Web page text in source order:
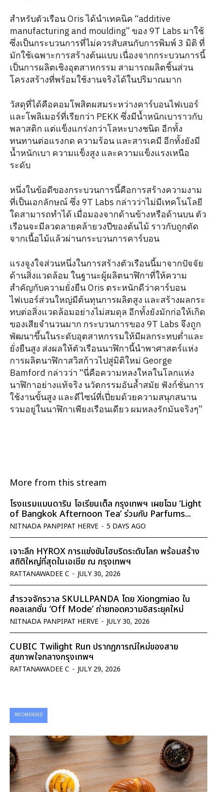
สำหรับตัวเรือน Oris ได้นำเทคนิค “additive
manufacturing and moulding” ของ 9T Labs มาใช้
ซึ่งเป็นกระบวนการที่ไม่ควรสับสนกับการพิมพ์ 3 มิติ ที่
มักใช้เฉพาะการสร้างต้นแบบ เนื่องจากกระบวนการนี้
เป็นการผลิตเชิงอุตสาหกรรม สามารถผลิตชิ้นส่วน
โครงสร้างที่พร้อมใช้งานจริงได้ในปริมาณมาก
วัสดุที่ได้คือคอมโพสิตผสมระหว่างคาร์บอนไฟเบอร์
และโพลิเมอร์ที่เรียกว่า PEKK ซึ่งมีน้ำหนักเบาราวกับ
พลาสติก แต่แข็งแกร่งกว่าโลหะบางชนิด อีกทั้ง
ทนทานต่อแรงกด ความร้อน และสารเคมี อีกทั้งยังมี
น้ำหนักเบา ความแข็งสูง และความแข็งแรงเหนือ
ระดับ
หนึ่งในข้อดีของกระบวนการนี้คือการสร้างความงาม
ที่เป็นเอกลักษณ์ ซึ่ง 9T Labs กล่าวว่าไม่มีเทคโนโลยี
ใดสามารถทำได้ เมื่อมองจากด้านข้างหรือด้านบน ตัว
เรือนจะมีลวดลายคล้ายวงปีของต้นไม้ ราวกับถูกตัด
จากเนื้อไม้แล้วผ่านกระบวนการคาร์บอน
แรงจูงใจส่วนหนึ่งในการสร้างตัวเรือนนี้มาจากปัจจัย
ด้านสิ่งแวดล้อม ในฐานะผู้ผลิตนาฬิกาที่ให้ความ
สำคัญกับความยั่งยืน Oris ตระหนักดีว่าคาร์บอน
ไฟเบอร์ส่วนใหญ่มีต้นทุนการผลิตสูง และสร้างผลกระ
ทบต่อสิ่งแวดล้อมอย่างไม่สมดุล อีกทั้งยังมักก่อให้เกิด
ของเสียจำนวนมาก กระบวนการของ 9T Labs จึงถูก
พัฒนาขึ้นในระดับอุตสาหกรรมให้มีผลกระทบต่ำและ
ยั่งยืนสูง ส่งผลให้ตัวเรือนนาฬิกานี้นำพาศาสตร์แห่ง
การผลิตนาฬิกาสวิสก้าวไปสู่มิติใหม่ George
Bamford กล่าวว่า “นี่คือความหลงใหลในโลกแห่ง
นาฬิกาอย่างแท้จริง นวัตกรรมอันล้ำสมัย ฟังก์ชั่นการ
ใช้งานขั้นสูง และดีไซน์ที่เปี่ยมด้วยความสนุกสนาน
รวมอยู่ในนาฬิกาเพียงเรือนเดียว ผมหลงรักมันจริงๆ”
More from this stream
โรงแรมแมนดาริน โอเรียนเต็ล กรุงเทพฯ เผยโฉม ‘Light
of Bangkok Afternoon Tea’ ร่วมกับ Parfums...
NITNADA PANPIPAT HERVE - 5 DAYS AGO
เจาะลึก HYROX การแข่งขันไฮบริดระดับโลก พร้อมสร้าง
สถิติใหญ่ที่สุดในเอเชีย ณ กรุงเทพฯ
RATTANAWADEE C - JULY 30, 2026
สำรวจจักรวาล SKULLPANDA โดย Xiongmiao ใน
คอลเลกชั่น ‘Off Mode’ ถ่ายทอดความอิสระยุคใหม่
NITNADA PANPIPAT HERVE - JULY 30, 2026
CUBIC Twilight Run ปรากฏการณ์ใหม่ของสาย
สุขภาพใจกลางกรุงเทพฯ
RATTANAWADEE C - JULY 29, 2026
RECOMENDED